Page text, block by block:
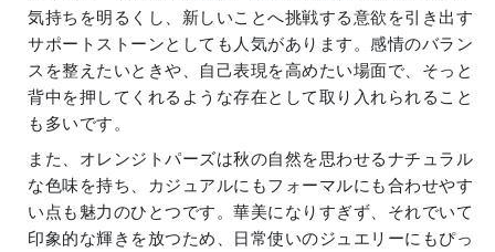
気持ちを明るくし、新しいことへ挑戦する意欲を引き出す
サポートストーンとしても人気があります。感情のバラン
スを整えたいときや、自己表現を高めたい場面で、そっと
背中を押してくれるような存在として取り入れられること
も多いです。
また、オレンジトパーズは秋の自然を思わせるナチュラル
な色味を持ち、カジュアルにもフォーマルにも合わせやす
い点も魅力のひとつです。華美になりすぎず、それでいて
印象的な輝きを放つため、日常使いのジュエリーにもぴっ